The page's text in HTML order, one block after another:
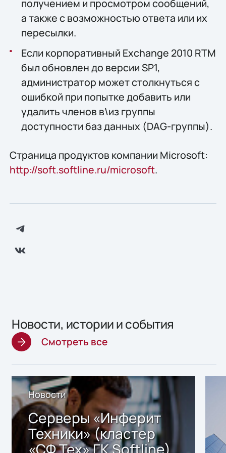
получением и просмотром сообщений,
а также с возможностью ответа или их
пересылки.
Если корпоративный Exchange 2010 RTM
был обновлен до версии SP1,
администратор может столкнуться с
ошибкой при попытке добавить или
удалить членов в\из группы
доступности баз данных (DAG-группы).
Страница продуктов компании Microsoft:
http://soft.softline.ru/microsoft.
Новости, истории и события
Смотреть все
Новости
Серверы «Инферит
Техники» (кластер
«СФ Тех» ГК Softline)